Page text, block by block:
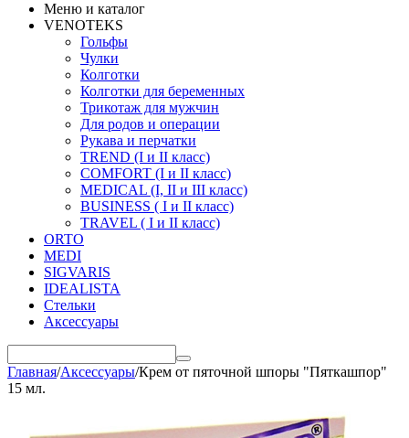
Меню и каталог
VENOTEKS
Гольфы
Чулки
Колготки
Колготки для беременных
Трикотаж для мужчин
Для родов и операции
Рукава и перчатки
TREND (I и II класс)
COMFORT (I и II класс)
MEDICAL (I, II и III класс)
BUSINESS ( I и II класс)
TRAVEL ( I и II класс)
ORTO
MEDI
SIGVARIS
IDEALISTA
Стельки
Аксессуары
Главная/Аксессуары/Крем от пяточной шпоры "Пяткашпор"
15 мл.